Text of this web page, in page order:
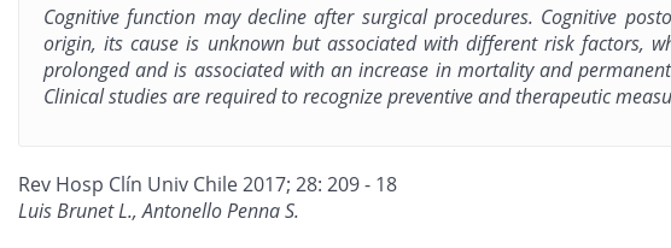
Cognitive function may decline after surgical procedures. Cognitive
origin, its cause is unknown but associated with different risk factors,
prolonged and is associated with an increase in mortality and
Clinical studies are required to recognize preventive and therapeutic
Rev Hosp Clín Univ Chile 2017; 28: 209 - 18
Luis Brunet L., Antonello Penna S.